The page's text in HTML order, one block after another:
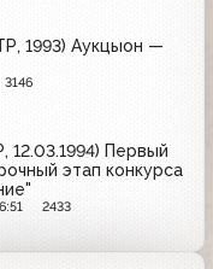
1993) Аукцыон —
3146
12.03.1994) Первый
этап конкурса
2433